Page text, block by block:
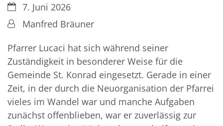
Datum:7. Juni 2026
Von:Manfred Bräuner
Pfarrer Lucaci hat sich während seiner
Zuständigkeit in besonderer Weise für die
Gemeinde St. Konrad eingesetzt. Gerade in einer
Zeit, in der durch die Neuorganisation der Pfarrei
vieles im Wandel war und manche Aufgaben
zunächst offenblieben, war er zuverlässig zur